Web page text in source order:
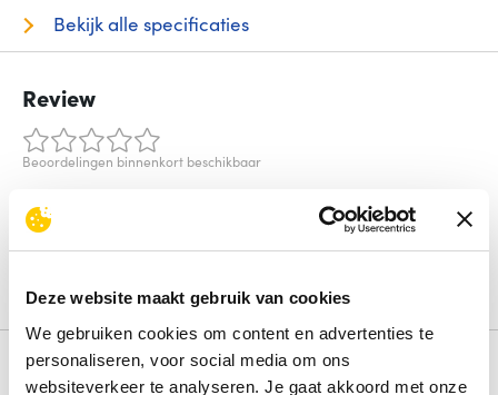
Deze website maakt gebruik van cookies
We gebruiken cookies om content en advertenties te
personaliseren, voor social media om ons
websiteverkeer te analyseren. Je gaat akkoord met onze
Bekijk alle specificaties
Review
Beoordelingen binnenkort beschikbaar
Deel je ervaring met het product door het schrijven van een
review.
Alternatieven